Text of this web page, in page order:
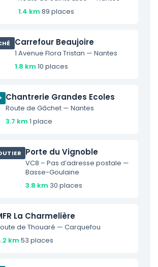
1.4 km·89 places
Carrefour Beaujoire
1 Avenue Flora Tristan — Nantes
1.8 km·10 places
Chantrerie Grandes Ecoles
Route de Gâchet — Nantes
3.7 km·1 place
Porte du Vignoble
VC8 – Pas d’adresse postale —
Basse-Goulaine
3.8 km·30 places
La Charmelière
de Thouaré — Carquefou
km·53 places